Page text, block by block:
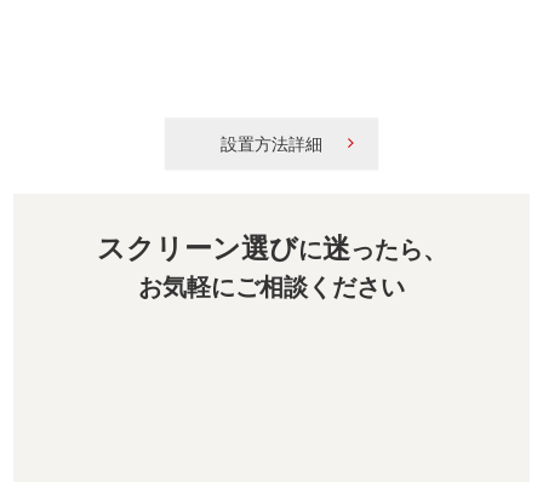
設置方法詳細
スクリーン選びに迷ったら、
お気軽にご相談ください